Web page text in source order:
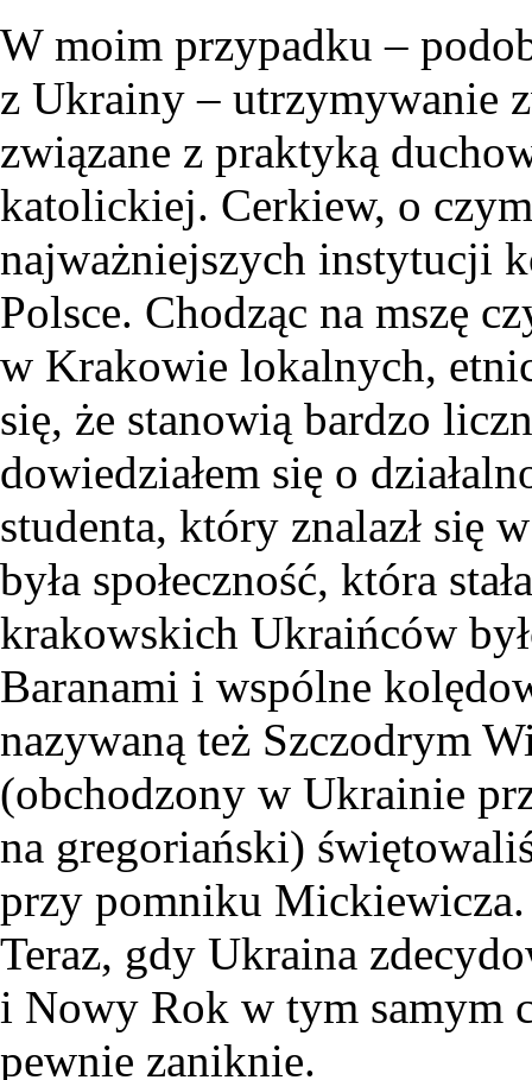
W moim przypadku –
z Ukrainy – utrzymywanie
związane z praktyką
katolickiej. Cerkiew, o
najważniejszych instytucji
Polsce. Chodząc na mszę
w Krakowie lokalnych,
się, że stanowią bardzo
dowiedziałem się o
studenta, który znalazł się
była społeczność, która
krakowskich Ukraińców
Baranami i wspólne
nazywaną też Szczodrym
(obchodzony w Ukrainie
na gregoriański)
przy pomniku Mickiewicza.
Teraz, gdy Ukraina
i Nowy Rok w tym samym
pewnie zaniknie.